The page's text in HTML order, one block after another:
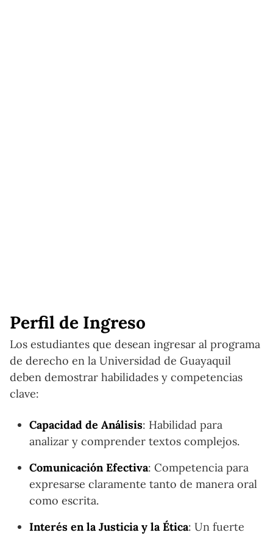
Perfil de Ingreso
Los estudiantes que desean ingresar al programa
de derecho en la Universidad de Guayaquil
deben demostrar habilidades y competencias
clave:
Capacidad de Análisis: Habilidad para
analizar y comprender textos complejos.
Comunicación Efectiva: Competencia para
expresarse claramente tanto de manera oral
como escrita.
Interés en la Justicia y la Ética: Un fuerte